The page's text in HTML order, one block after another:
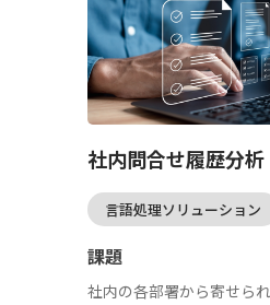
社内問合せ履歴分
言語処理ソリューション
課題
社内の各部署から寄せら